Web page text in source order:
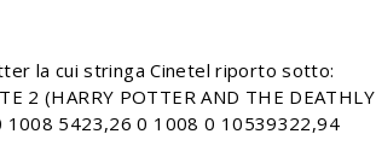
la cui stringa Cinetel riporto sotto:
2 (HARRY POTTER AND THE DEATHLY
1008 5423,26 0 1008 0 10539322,94